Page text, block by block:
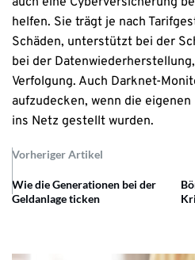
helfen. Sie trägt je nach
Schäden, unterstützt bei der
bei der
Verfolgung. Auch Darknet-
aufzudecken, wenn die
ins Netz gestellt wurden.
Vorheriger Artikel
Wie die Generationen bei der
Geldanlage ticken